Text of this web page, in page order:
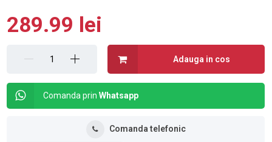
289.99 lei
Adauga in cos
Comanda prinWhatsapp
Comanda telefonic